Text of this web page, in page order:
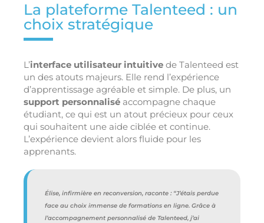
La plateforme Talenteed : un
choix stratégique
L’interface utilisateur intuitive de Talenteed est
un des atouts majeurs. Elle rend l’expérience
d’apprentissage agréable et simple. De plus, un
support personnalisé accompagne chaque
étudiant, ce qui est un atout précieux pour ceux
qui souhaitent une aide ciblée et continue.
L’expérience devient alors fluide pour les
apprenants.
Élise, infirmière en reconversion, raconte : “J’étais perdue
face au choix immense de formations en ligne. Grâce à
l’accompagnement personnalisé de Talenteed, j’ai